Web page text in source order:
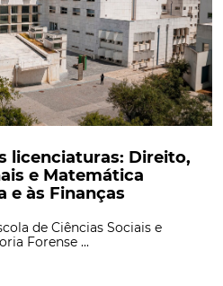
licenciaturas: Direito,
e Matemática
e às Finanças
de Ciências Sociais e
Forense ...